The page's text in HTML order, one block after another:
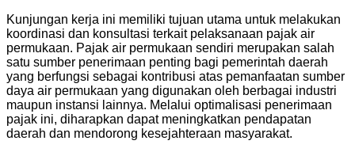
Kunjungan kerja ini memiliki tujuan utama untuk melakukan
koordinasi dan konsultasi terkait pelaksanaan pajak air
permukaan. Pajak air permukaan sendiri merupakan salah
satu sumber penerimaan penting bagi pemerintah daerah
yang berfungsi sebagai kontribusi atas pemanfaatan sumber
daya air permukaan yang digunakan oleh berbagai industri
maupun instansi lainnya. Melalui optimalisasi penerimaan
pajak ini, diharapkan dapat meningkatkan pendapatan
daerah dan mendorong kesejahteraan masyarakat.